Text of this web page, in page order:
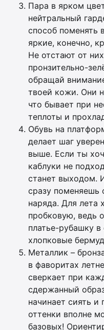
Пара в ярком
нейтральный
способ поменять
яркие, конечно,
Не отстают от
пронзительно-
обращай
твоей кожи. Они
что бывает при
теплоты и
Обувь на
делает шаг
выше. Если ты
каблуки не
станет выходом.
сразу поменяешь
наряда. Для
пробковую, ведь
платье-рубашку
хлопковые
Металлик –
в фаворитах
сверкает при
сдержанный
начинает сиять и
оттенки вполне
базовых!